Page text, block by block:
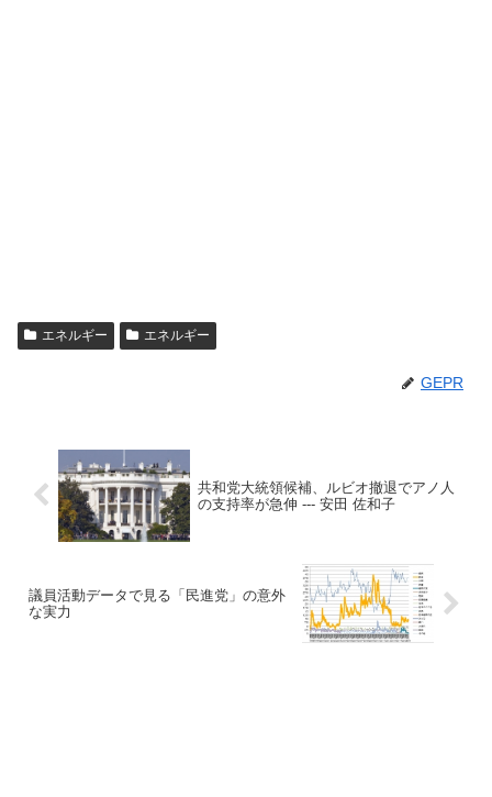
エネルギー エネルギー
GEPR
共和党大統領候補、ルビオ撤退でアノ人
の支持率が急伸 --- 安田 佐和子
議員活動データで見る「民進党」の意外
な実力